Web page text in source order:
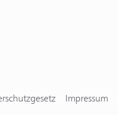
Impressum